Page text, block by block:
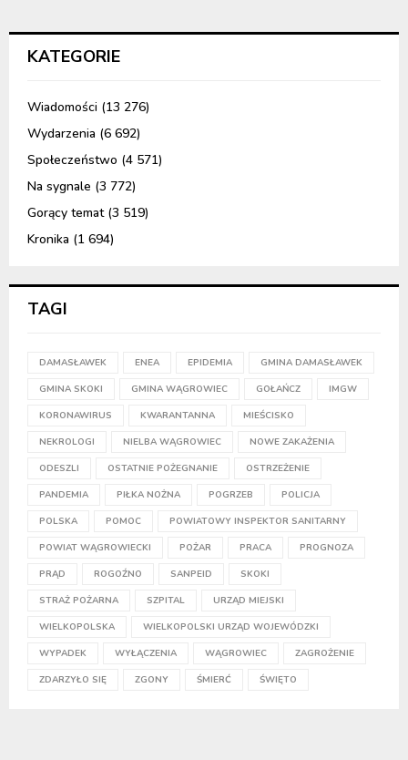
KATEGORIE
Wiadomości (13 276)
Wydarzenia (6 692)
Społeczeństwo (4 571)
Na sygnale (3 772)
Gorący temat(3 519)
Kronika (1 694)
TAGI
DAMASŁAWEK ENEA EPIDEMIA GMINA DAMASŁAWEK
GMINA SKOKI GMINA WĄGROWIEC GOŁAŃCZ IMGW
KORONAWIRUS KWARANTANNA MIEŚCISKO
NEKROLOGI NIELBA WĄGROWIEC NOWE ZAKAŻENIA
ODESZLI OSTATNIE POŻEGNANIE OSTRZEŻENIE
PANDEMIA PIŁKA NOŻNA POGRZEB POLICJA
POLSKA POMOC POWIATOWY INSPEKTOR SANITARNY
POWIAT WĄGROWIECKI POŻAR PRACA PROGNOZA
PRĄD ROGOŹNO SANPEID SKOKI
STRAŻ POŻARNA SZPITAL URZĄD MIEJSKI
WIELKOPOLSKA WIELKOPOLSKI URZĄD WOJEWÓDZKI
WYPADEK WYŁĄCZENIA WĄGROWIEC ZAGROŻENIE
ZDARZYŁO SIĘ ZGONY ŚMIERĆ ŚWIĘTO